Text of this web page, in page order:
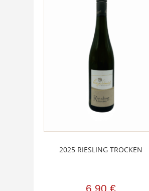
2025 RIESLING TROCKEN
6,90€